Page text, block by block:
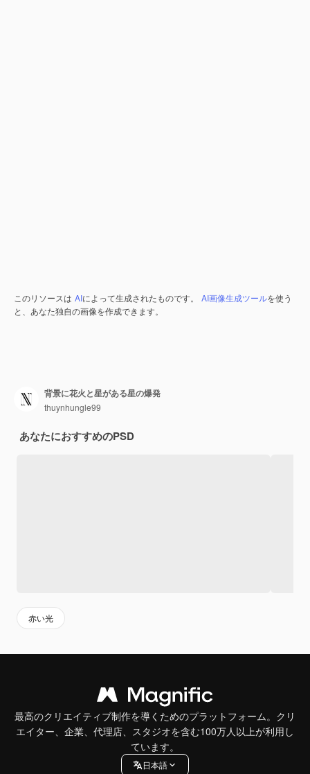
このリソースは AIによって生成されたものです。 AI画像生成ツールを使う
と、あなた独自の画像を作成できます。
背景に花火と星がある星の爆発
thuynhungle99
あなたにおすすめのPSD
赤い光
最高のクリエイティブ制作を導くためのプラットフォーム。クリ
エイター、企業、代理店、スタジオを含む100万人以上が利用し
ています。
日本語